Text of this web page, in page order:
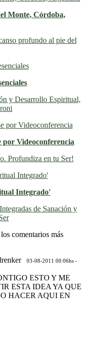
Monte, Córdoba,
profundo al pie del
y Desarrollo Espiritual,
Videoconferencia
Profundiza en tu Ser!
Integrado'
de Sanación y
comentarios más
03-08-2011 00:06hs -
ESTO Y ME
ESTA IDEA YA QUE
HACER AQUI EN